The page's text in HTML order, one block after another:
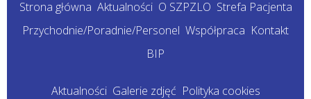
Strona główna Aktualności O SZPZLO Strefa Pacjenta
Przychodnie/Poradnie/Personel Współpraca Kontakt
BIP
Aktualności Galerie zdjęć Polityka cookies